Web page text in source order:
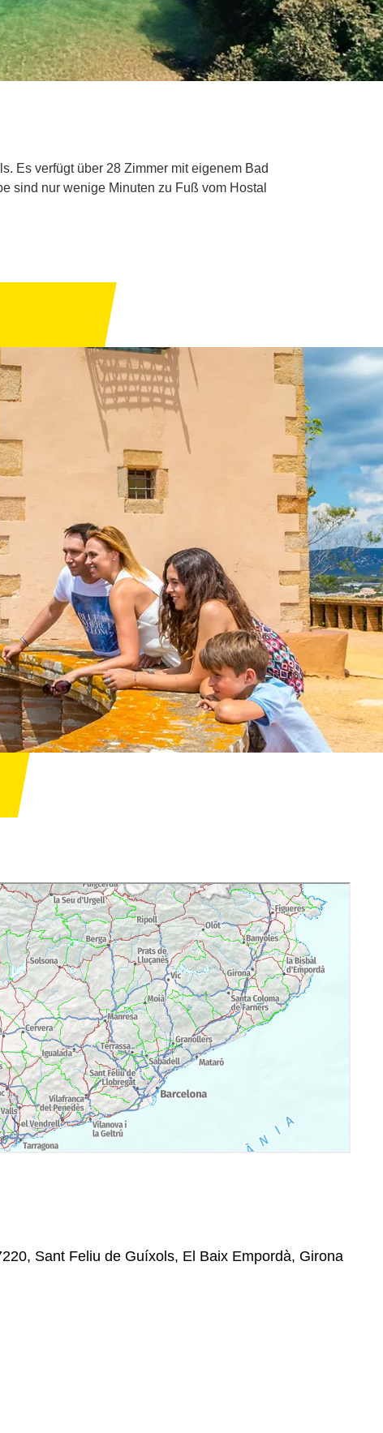
Es verfügt über 28 Zimmer mit eigenem Bad
sind nur wenige Minuten zu Fuß vom Hostal
Sant Feliu de Guíxols, El Baix Empordà, Girona